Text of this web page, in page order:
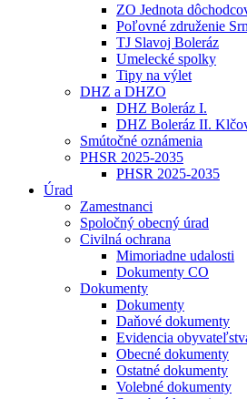
ZO Jednota
Poľovné združenie
TJ Slavoj Boleráz
Umelecké spolky
Tipy na výlet
DHZ a DHZO
DHZ Boleráz I.
DHZ Boleráz II.
Smútočné oznámenia
PHSR 2025-2035
PHSR 2025-2035
Úrad
Zamestnanci
Spoločný obecný úrad
Civilná ochrana
Mimoriadne udalosti
Dokumenty CO
Dokumenty
Dokumenty
Daňové dokumenty
Evidencia
Obecné dokumenty
Ostatné dokumenty
Volebné dokumenty